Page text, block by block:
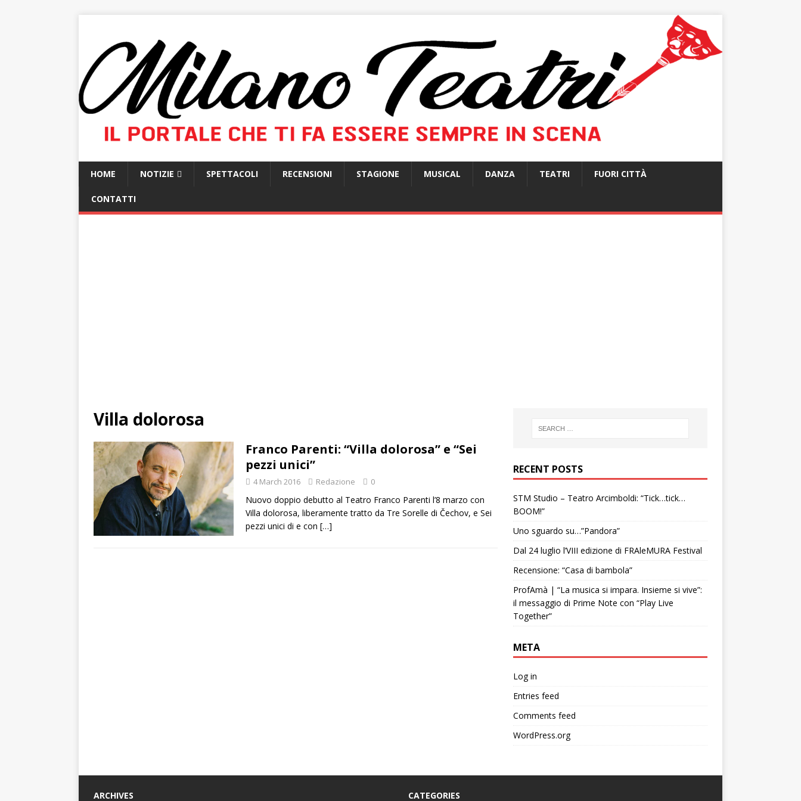
HOME NOTIZIE SPETTACOLI RECENSIONI STAGIONE MUSICAL DANZA TEATRI FUORI CITTÀ
CONTATTI
Villa dolorosa
Franco Parenti: “Villa dolorosa” e “Sei
pezzi unici”
4 March 2016 Redazione 0
Nuovo doppio debutto al Teatro Franco Parenti l’8 marzo con
Villa dolorosa, liberamente tratto da Tre Sorelle di Čechov, e Sei
pezzi unici di e con […]
RECENT POSTS
STM Studio – Teatro Arcimboldi: “Tick…tick…
BOOM!”
Uno sguardo su…”Pandora”
Dal 24 luglio l’VIII edizione di FRAleMURA Festival
Recensione: “Casa di bambola”
ProfAmà | “La musica si impara. Insieme si vive”:
il messaggio di Prime Note con “Play Live
Together”
META
Log in
Entries feed
Comments feed
WordPress.org
ARCHIVES CATEGORIES